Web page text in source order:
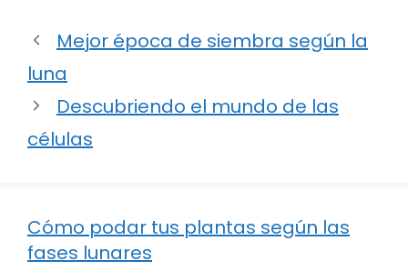
Mejor época de siembra según la
luna
Descubriendo el mundo de las
células
Cómo podar tus plantas según las
fases lunares